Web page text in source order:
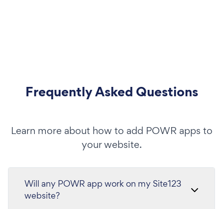
Frequently Asked Questions
Learn more about how to add POWR apps to
your website.
Will any POWR app work on my Site123
website?